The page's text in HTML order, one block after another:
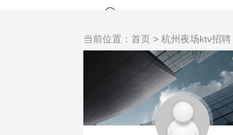
当前位置： 首页 > 杭州夜场ktv招聘